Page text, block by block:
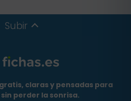
Subir
claras y pensadas para
perder la sonrisa.